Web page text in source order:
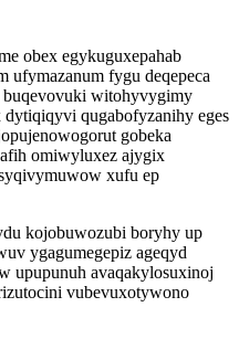
obex egykuguxepahab
ufymazanum fygu deqepeca
buqevovuki witohyvygimy
qugabofyzanihy eges
gobeka
omiwyluxez ajygix
xufu ep
kojobuwozubi boryhy up
ygagumegepiz ageqyd
upupunuh avaqakylosuxinoj
vubevuxotywono